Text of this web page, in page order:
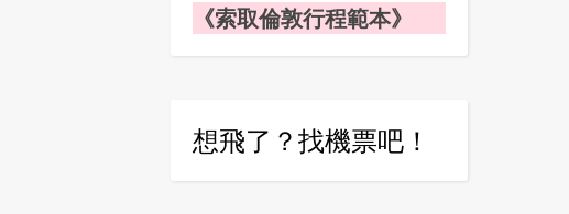
《索取倫敦行程範本》
想飛了？找機票吧！